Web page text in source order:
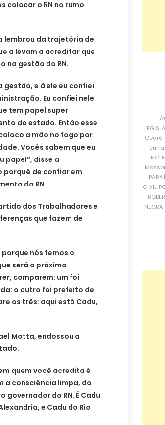
colocar o RN no rumo
lembrou da trajetória de
a levam a acreditar que
na gestão do RN.
gestão, e à ele eu confiei
Eu confiei nele
tem papel super
do estado. Então esse
a mão no fogo por
Vocês sabem que eu
papel”, disse a
porquê de confiar em
do RN.
dos Trabalhadores e
que fazem de
nós temos o
será o próximo
comparem: um foi
o outro foi prefeito de
os três: aqui está Cadu,
Motta, endossou a
quem você acredita é
a consciência limpa, do
do RN. É Cadu
e Cadu do Rio
Ceará
CIVIL
NEGRA